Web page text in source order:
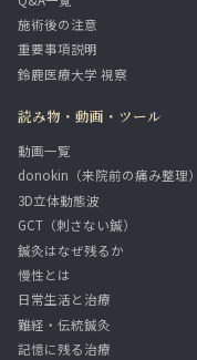
施術後の注意
重要事項説明
鈴鹿医療大学 視察
読み物・動画・ツール
動画一覧
donokin（来院前の痛み整理）
3D立体動態波
GCT（刺さない鍼）
鍼灸はなぜ残るか
慢性とは
日常生活と治療
難経・伝統鍼灸
記憶に残る治療